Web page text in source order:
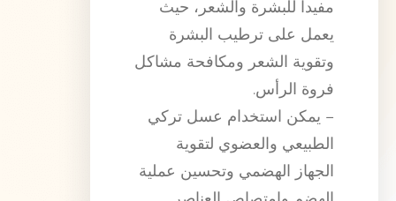
مفيداً للبشرة والشعر، حيث
يعمل على ترطيب البشرة
وتقوية الشعر ومكافحة مشاكل
فروة الرأس.
– يمكن استخدام عسل تركي
الطبيعي والعضوي لتقوية
الجهاز الهضمي وتحسين عملية